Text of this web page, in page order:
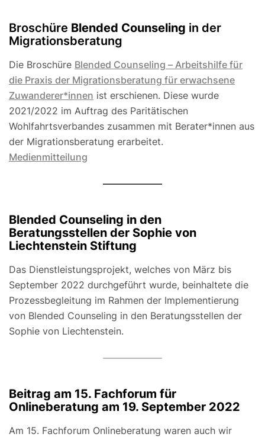
Broschüre Blended Counseling in der
Migrationsberatung
Die Broschüre Blended Counseling – Arbeitshilfe für
die Praxis der Migrationsberatung für erwachsene
Zuwanderer*innen ist erschienen. Diese wurde
2021/2022 im Auftrag des Paritätischen
Wohlfahrtsverbandes zusammen mit Berater*innen aus
der Migrationsberatung erarbeitet.
Medienmitteilung
Blended Counseling in den
Beratungsstellen der Sophie von
Liechtenstein Stiftung
Das Dienstleistungsprojekt, welches von März bis
September 2022 durchgeführt wurde, beinhaltete die
Prozessbegleitung im Rahmen der Implementierung
von Blended Counseling in den Beratungsstellen der
Sophie von Liechtenstein.
Beitrag am 15. Fachforum für
Onlineberatung am 19. September 2022
Am 15. Fachforum Onlineberatung waren auch wir